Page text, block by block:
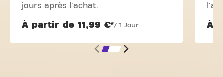
jours après l'achat.
À partir de 11,99 €*/ 1 Jour À